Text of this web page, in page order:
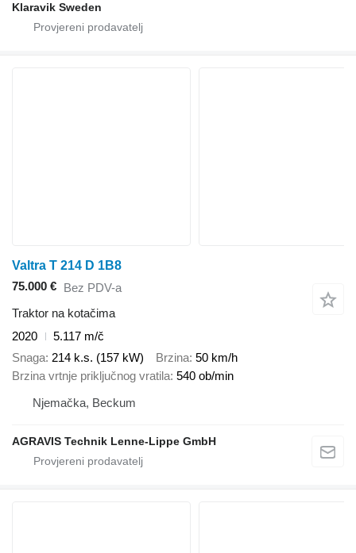
Klaravik Sweden
Valtra T 214 D 1B8
75.000 € Bez PDV-a
Traktor na kotačima
2020
5.117 m/č
Snaga 214 k.s. (157 kW) Brzina 50 km/h
Brzina vrtnje priključnog vratila 540 ob/min
Njemačka, Beckum
AGRAVIS Technik Lenne-Lippe GmbH